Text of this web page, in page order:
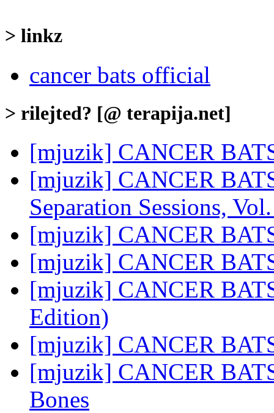
> linkz
cancer bats official
> rilejted? [@ terapija.net]
[mjuzik] CANCER
[mjuzik] CANCER
Separation Sessions,
[mjuzik] CANCER
[mjuzik] CANCER
[mjuzik] CANCER
Edition)
[mjuzik] CANCER
[mjuzik] CANCER
Bones